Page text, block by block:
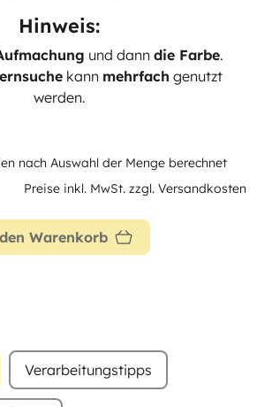
Hinweis:
und dann die Farbe.
kann mehrfach genutzt
werden.
nach Auswahl der Menge berechnet
Preise inkl. MwSt. zzgl. Versandkosten
Warenkorb
Verarbeitungstipps